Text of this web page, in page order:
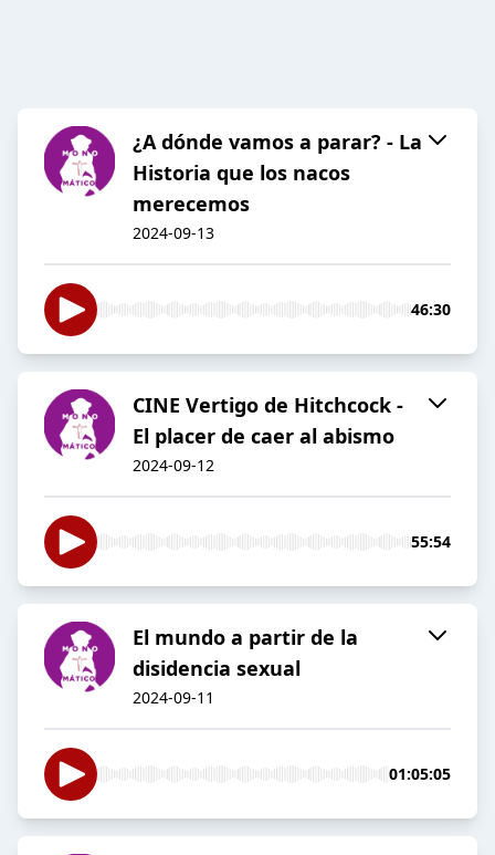
¿A dónde vamos a parar? - La
Historia que los nacos
merecemos
2024-09-13
46:30
CINE Vertigo de Hitchcock -
El placer de caer al abismo
2024-09-12
55:54
El mundo a partir de la
disidencia sexual
2024-09-11
01:05:05